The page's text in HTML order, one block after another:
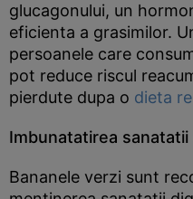
glucagonului, un
eficienta a grasimilor.
persoanele care
pot reduce riscul
pierdute dupa o dieta
Imbunatatirea
Bananele verzi sunt